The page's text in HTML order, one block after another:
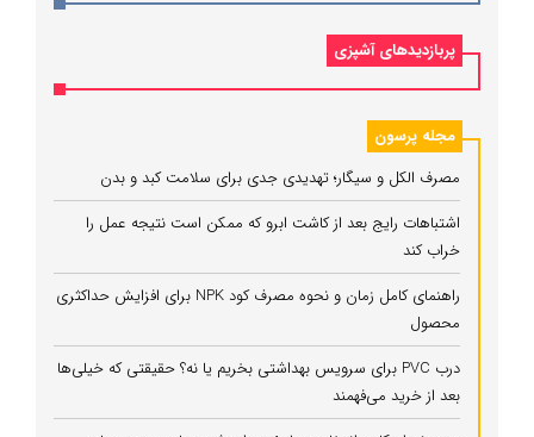
پربازدیدهای آشپزی
مجله پرسون
مصرف الکل و سیگار؛ تهدیدی جدی برای سلامت کبد و بدن
اشتباهات رایج بعد از کاشت ابرو که ممکن است نتیجه عمل را
خراب کند
راهنمای کامل زمان و نحوه مصرف کود NPK برای افزایش حداکثری
محصول
درب PVC برای سرویس بهداشتی بخریم یا نه؟ حقیقتی که خیلی‌ها
بعد از خرید می‌فهمند